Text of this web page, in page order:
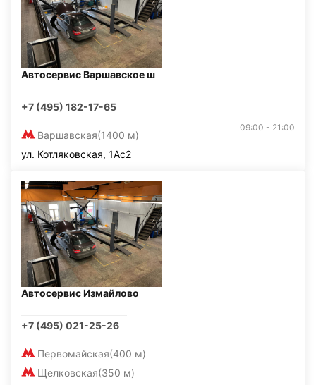
Автосервис Варшавское ш
+7 (495) 182-17-65
Варшавская(1400 м)
09:00 - 21:00
ул. Котляковская, 1Ас2
Автосервис Измайлово
+7 (495) 021-25-26
Первомайская(400 м)
Щелковская(350 м)